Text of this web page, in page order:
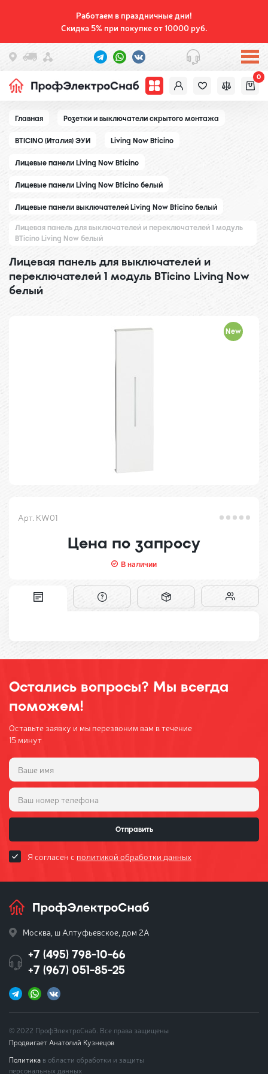
Работаем в праздничные дни!
Скидка 5% при покупке от 10000 руб.
0
Главная Розетки и выключатели скрытого монтажа
BTICINO (Италия) ЭУИ Living Now Bticino
Лицевые панели Living Now Bticino
Лицевые панели Living Now Bticino белый
Лицевые панели выключателей Living Now Bticino белый
Лицевая панель для выключателей и переключателей 1 модуль
BTicino Living Now белый
Лицевая панель для выключателей и
переключателей 1 модуль BTicino Living Now
белый
New
Арт. KW01
Цена по запросу
В наличии
Остались вопросы? Мы всегда
поможем!
Оставьте заявку и мы перезвоним вам в течение
15 минут
Отправить
Я согласен с политикой обработки данных
Москва, ш Алтуфьевское, дом 2А
+7 (495) 798-10-66
+7 (967) 051-85-25
© 2022 ПрофЭлектроСнаб. Все права защищены
Продвигает Анатолий Кузнецов
Политика в области обработки и защиты
персональных данных